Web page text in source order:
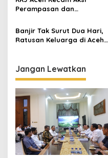
Perampasan dan
Jurnalistik oleh TNI
Banjir Tak Surut Dua Hari,
Ratusan Keluarga di Aceh
Jangan Lewatkan